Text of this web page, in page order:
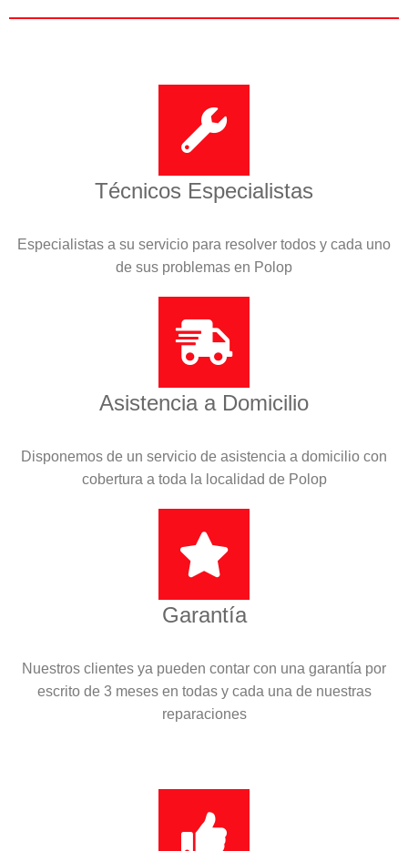
Técnicos Especialistas
Especialistas a su servicio para resolver todos y cada uno
de sus problemas en Polop
Asistencia a Domicilio
Disponemos de un servicio de asistencia a domicilio con
cobertura a toda la localidad de Polop
Garantía
Nuestros clientes ya pueden contar con una garantía por
escrito de 3 meses en todas y cada una de nuestras
reparaciones